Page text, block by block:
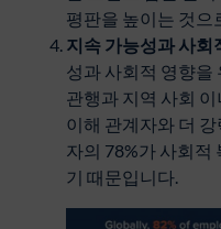
평판을 높이는 것으
지속 가능성과 사회
성과 사회적 영향을
관행과 지역 사회
이해 관계자와 더
자의 78%가 사회적
기 때문입니다.